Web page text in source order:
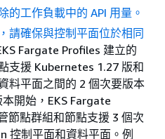
的工作負載中的 API 用量。
請確保與控制平面位於相同
Fargate Profiles 建立的
支援 Kubernetes 1.27 版和
料平面之間的 2 個次要版本
開始，EKS Fargate
節點群組和節點支援 3 個次
控制平面和資料平面。例